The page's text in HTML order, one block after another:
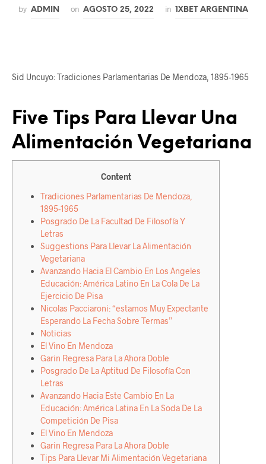
by ADMIN on AGOSTO 25, 2022 in 1XBET ARGENTINA
Sid Uncuyo: Tradiciones Parlamentarias De Mendoza, 1895-1965
Five Tips Para Llevar Una
Alimentación Vegetariana
Content
Tradiciones Parlamentarias De Mendoza,
1895-1965
Posgrado De La Facultad De Filosofía Y
Letras
Suggestions Para Llevar La Alimentación
Vegetariana
Avanzando Hacia El Cambio En Los Angeles
Educación: América Latino En La Cola De La
Ejercicio De Pisa
Nicolas Pacciaroni: “estamos Muy Expectante
Esperando La Fecha Sobre Termas”
Noticias
El Vino En Mendoza
Garin Regresa Para La Ahora Doble
Posgrado De La Aptitud De Filosofía Con
Letras
Avanzando Hacia Este Cambio En La
Educación: América Latina En La Soda De La
Competición De Pisa
El Vino En Mendoza
Garin Regresa Para La Ahora Doble
Tips Para Llevar Mi Alimentación Vegetariana